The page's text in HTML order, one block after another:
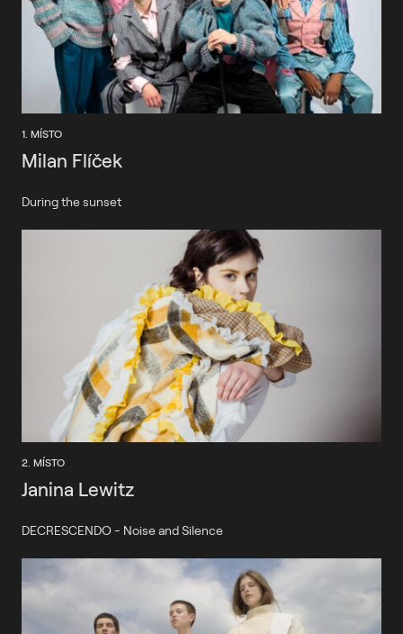
1. MÍSTO
Milan Flíček
During the sunset
2. MÍSTO
Janina Lewitz
DECRESCENDO - Noise and Silence